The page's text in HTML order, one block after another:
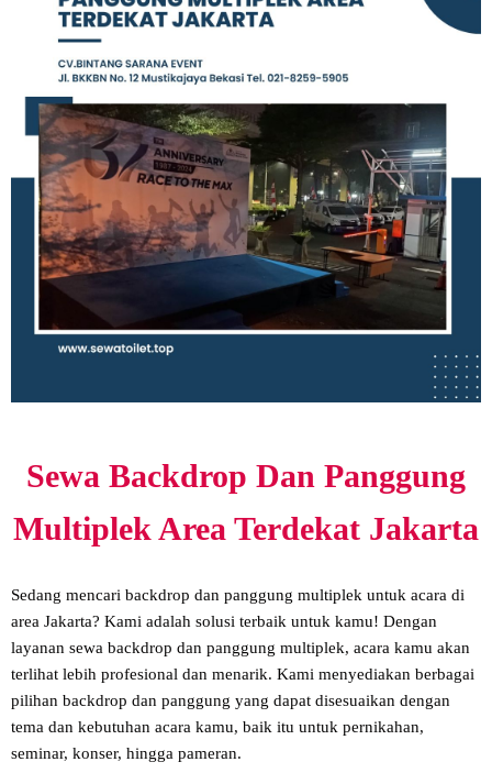
Sewa Backdrop Dan Panggung
Multiplek Area Terdekat Jakarta
Sedang mencari backdrop dan panggung multiplek untuk acara di
area Jakarta? Kami adalah solusi terbaik untuk kamu! Dengan
layanan sewa backdrop dan panggung multiplek, acara kamu akan
terlihat lebih profesional dan menarik. Kami menyediakan berbagai
pilihan backdrop dan panggung yang dapat disesuaikan dengan
tema dan kebutuhan acara kamu, baik itu untuk pernikahan,
seminar, konser, hingga pameran.